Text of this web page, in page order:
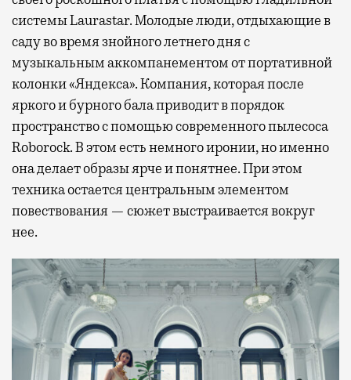
системы Laurastar. Молодые люди, отдыхающие в
саду во время знойного летнего дня с
музыкальным аккомпанементом от портативной
колонки «Яндекса». Компания, которая после
яркого и бурного бала приводит в порядок
пространство с помощью современного пылесоса
Roborock. В этом есть немного иронии, но именно
она делает образы ярче и понятнее. При этом
техника остается центральным элементом
повествования — сюжет выстраивается вокруг
нее.